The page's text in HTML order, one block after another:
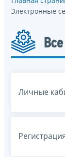
Электронные
Личные